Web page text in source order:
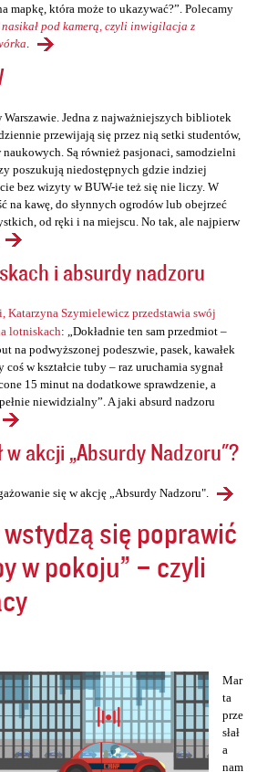
mapkę, która może to ukazywać?”. Polecamy
nasikał pod kamerą, czyli inwigilacja z
Jedna z najważniejszych bibliotek
przewijają się przez nią setki studentów,
Są również pasjonaci, samodzielni
poszukują niedostępnych gdzie indziej
bez wizyty w BUW-ie też się nie liczy. W
na kawę, do słynnych ogrodów lub obejrzeć
od ręki i na miejscu. No tak, ale najpierw
i absurdy nadzoru
Katarzyna Szymielewicz przedstawia swój
lotniskach: „Dokładnie ten sam przedmiot –
na podwyższonej podeszwie, pasek, kawałek
w kształcie tuby – raz uruchamia sygnał
15 minut na dodatkowe sprawdzenie, a
niewidzialny”. A jaki absurd nadzoru
akcji „Absurdy Nadzoru"?
się w akcję „Absurdy Nadzoru".
się poprawić
w pokoju” – czyli
Mar
ta
prze
słał
a
nam